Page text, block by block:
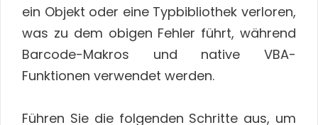
ein Objekt oder eine Typbibliothek verloren,
was zu dem obigen Fehler führt, während
Barcode-Makros und native VBA-
Funktionen verwendet werden.
Führen Sie die folgenden Schritte aus, um